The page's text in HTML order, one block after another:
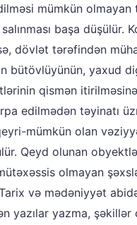
mümkün olmayan
başa düşülür.
dövlət tərəfindən
bütövlüyünün, yaxud
qismən
edilmədən təyinatı
mümkün olan
Qeyd olunan
olmayan
Tarix və mədəniyyət
yazılar yazma, şəkillər